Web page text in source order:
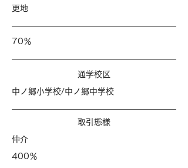
更地
70％
​通学校区
中ノ郷小学校/中ノ郷中学校
​取引態様
仲介
400％